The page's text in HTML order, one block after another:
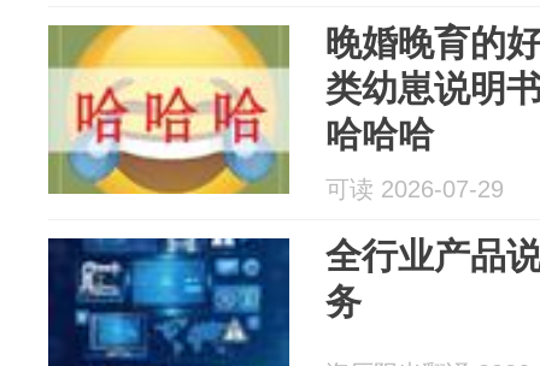
晚婚晚育的
类幼崽说明
哈哈哈
可读 2026-07-29
全行业产品
务